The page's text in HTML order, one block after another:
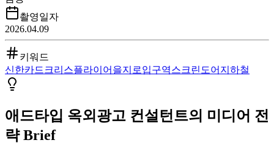
촬영일자
2026.04.09
키워드
신한카드 크리스플라이어 을지로입구역스크린도어 지하철
애드타입 옥외광고 컨설턴트의 미디어 전
략 Brief